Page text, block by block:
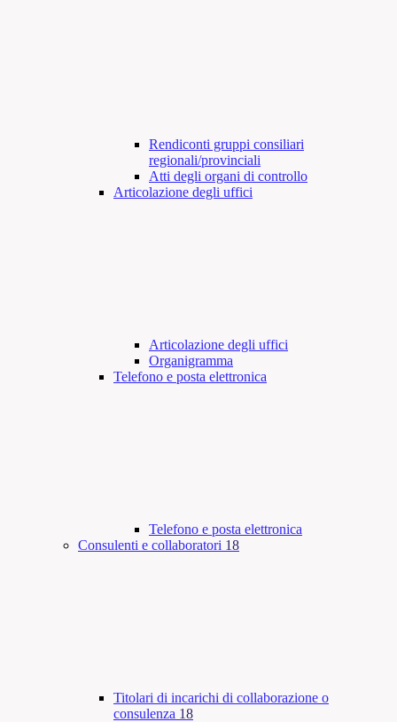
Rendiconti gruppi consiliari
regionali/provinciali
Atti degli organi di controllo
Articolazione degli uffici
Articolazione degli uffici
Organigramma
Telefono e posta elettronica
Telefono e posta elettronica
Consulenti e collaboratori 18
Titolari di incarichi di collaborazione o
consulenza 18